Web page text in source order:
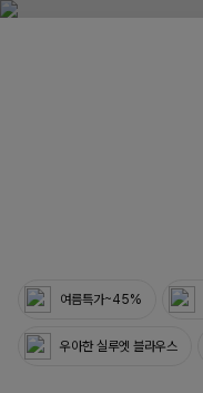
여름특가~45%
우아한 실루엣 블라우스